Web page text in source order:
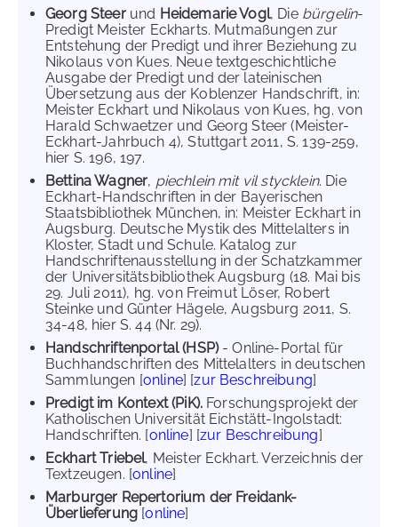
Georg Steerund Heidemarie Vogl, Die bürgelîn-
Predigt Meister Eckharts. Mutmaßungen zur
Entstehung der Predigt und ihrer Beziehung zu
Nikolaus von Kues. Neue textgeschichtliche
Ausgabe der Predigt und der lateinischen
Übersetzung aus der Koblenzer Handschrift, in:
Meister Eckhart und Nikolaus von Kues, hg. von
Harald Schwaetzer und Georg Steer (Meister-
Eckhart-Jahrbuch 4), Stuttgart 2011, S. 139-259,
hier S. 196, 197.
Bettina Wagner, piechlein mit vil stycklein. Die
Eckhart-Handschriften in der Bayerischen
Staatsbibliothek München, in: Meister Eckhart in
Augsburg. Deutsche Mystik des Mittelalters in
Kloster, Stadt und Schule. Katalog zur
Handschriftenausstellung in der Schatzkammer
der Universitätsbibliothek Augsburg (18. Mai bis
29. Juli 2011), hg. von Freimut Löser, Robert
Steinke und Günter Hägele, Augsburg 2011, S.
34-48, hier S. 44 (Nr. 29).
Handschriftenportal (HSP)- Online-Portal für
Buchhandschriften des Mittelalters in deutschen
Sammlungen [online] [zur Beschreibung]
Predigt im Kontext (PiK). Forschungsprojekt der
Katholischen Universität Eichstätt-Ingolstadt:
Handschriften. [online] [zur Beschreibung]
Eckhart Triebel, Meister Eckhart. Verzeichnis der
Textzeugen. [online]
Marburger Repertorium der Freidank-
Überlieferung [online]